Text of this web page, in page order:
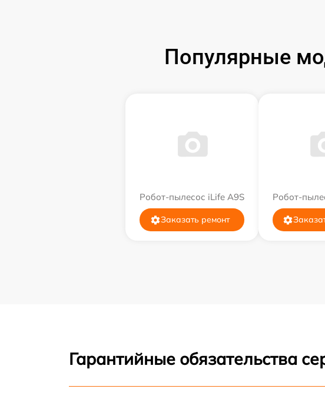
Популярные
Робот-пылесос iLife A9S
Заказать ремонт
Робот-
Гарантийные обязательства